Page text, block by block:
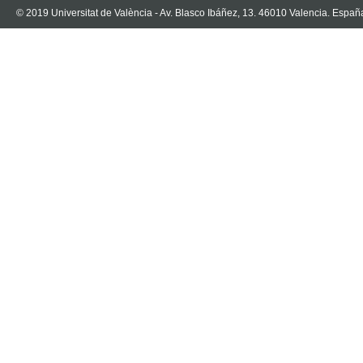
© 2019 Universitat de València - Av. Blasco Ibáñez, 13. 46010 Valencia.